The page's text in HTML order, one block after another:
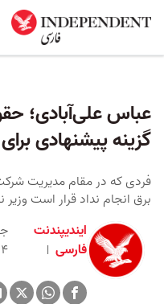
عباس‌ علی‌آبادی؛
گزینه پیشنهادی
فردی که در مقام مدیریت شرکت
برق انجام نداد قرار است وزیر
ایندیپندنت
فارسی